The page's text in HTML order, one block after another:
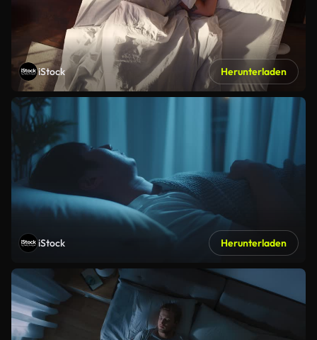
iStock Herunterladen
iStock Herunterladen